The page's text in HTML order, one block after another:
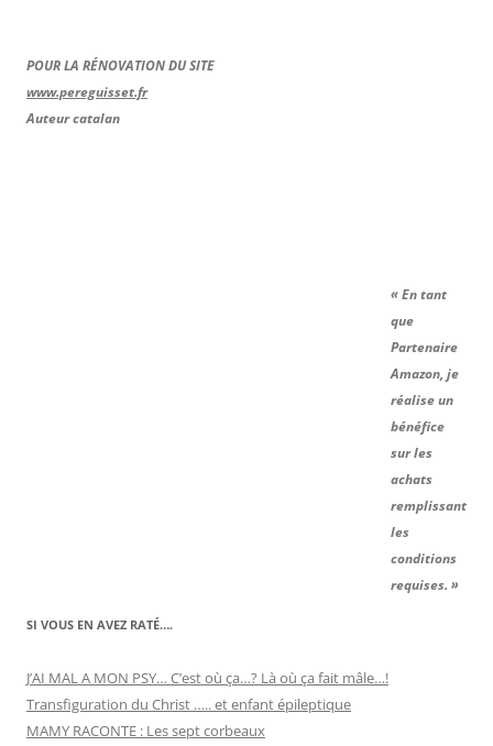
POUR LA RÉNOVATION DU SITE
www.pereguisset.fr
Auteur catalan
« En tant
que
Partenaire
Amazon, je
réalise un
bénéfice
sur les
achats
remplissant
les
conditions
requises. »
SI VOUS EN AVEZ RATÉ….
J’AI MAL A MON PSY… C’est où ça…? Là où ça fait mâle…!
Transfiguration du Christ ….. et enfant épileptique
MAMY RACONTE : Les sept corbeaux